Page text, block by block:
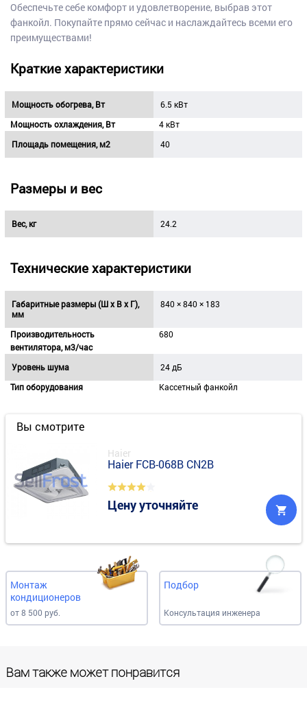
Обеспечьте себе комфорт и удовлетворение, выбрав этот
фанкойл. Покупайте прямо сейчас и наслаждайтесь всеми его
преимуществами!
Краткие характеристики
Мощность обогрева, Вт
6.5 кВт
Мощность охлаждения, Вт
4 кВт
Площадь помещения, м2
40
Размеры и вес
Вес, кг 24.2
Технические характеристики
Габаритные размеры (Ш х В х Г),
мм
840 × 840 × 183
Производительность
вентилятора, м3/час
680
Уровень шума
24 дБ
Тип оборудования
Кассетный фанкойл
Вы смотрите
Haier
Haier FCB-068B CN2B
Цену уточняйте
Монтаж
кондиционеров
от 8 500 руб.
Подбор
Консультация инженера
Вам также может понравится